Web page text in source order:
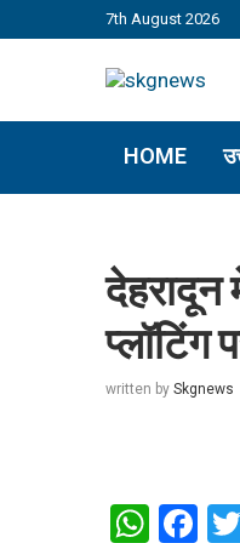
7th August 2026
HOME
देहरादून
प्लॉटिंग
written by Skgnews